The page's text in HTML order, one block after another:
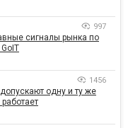
997
сигналы рынка по
1456
одну и ту же